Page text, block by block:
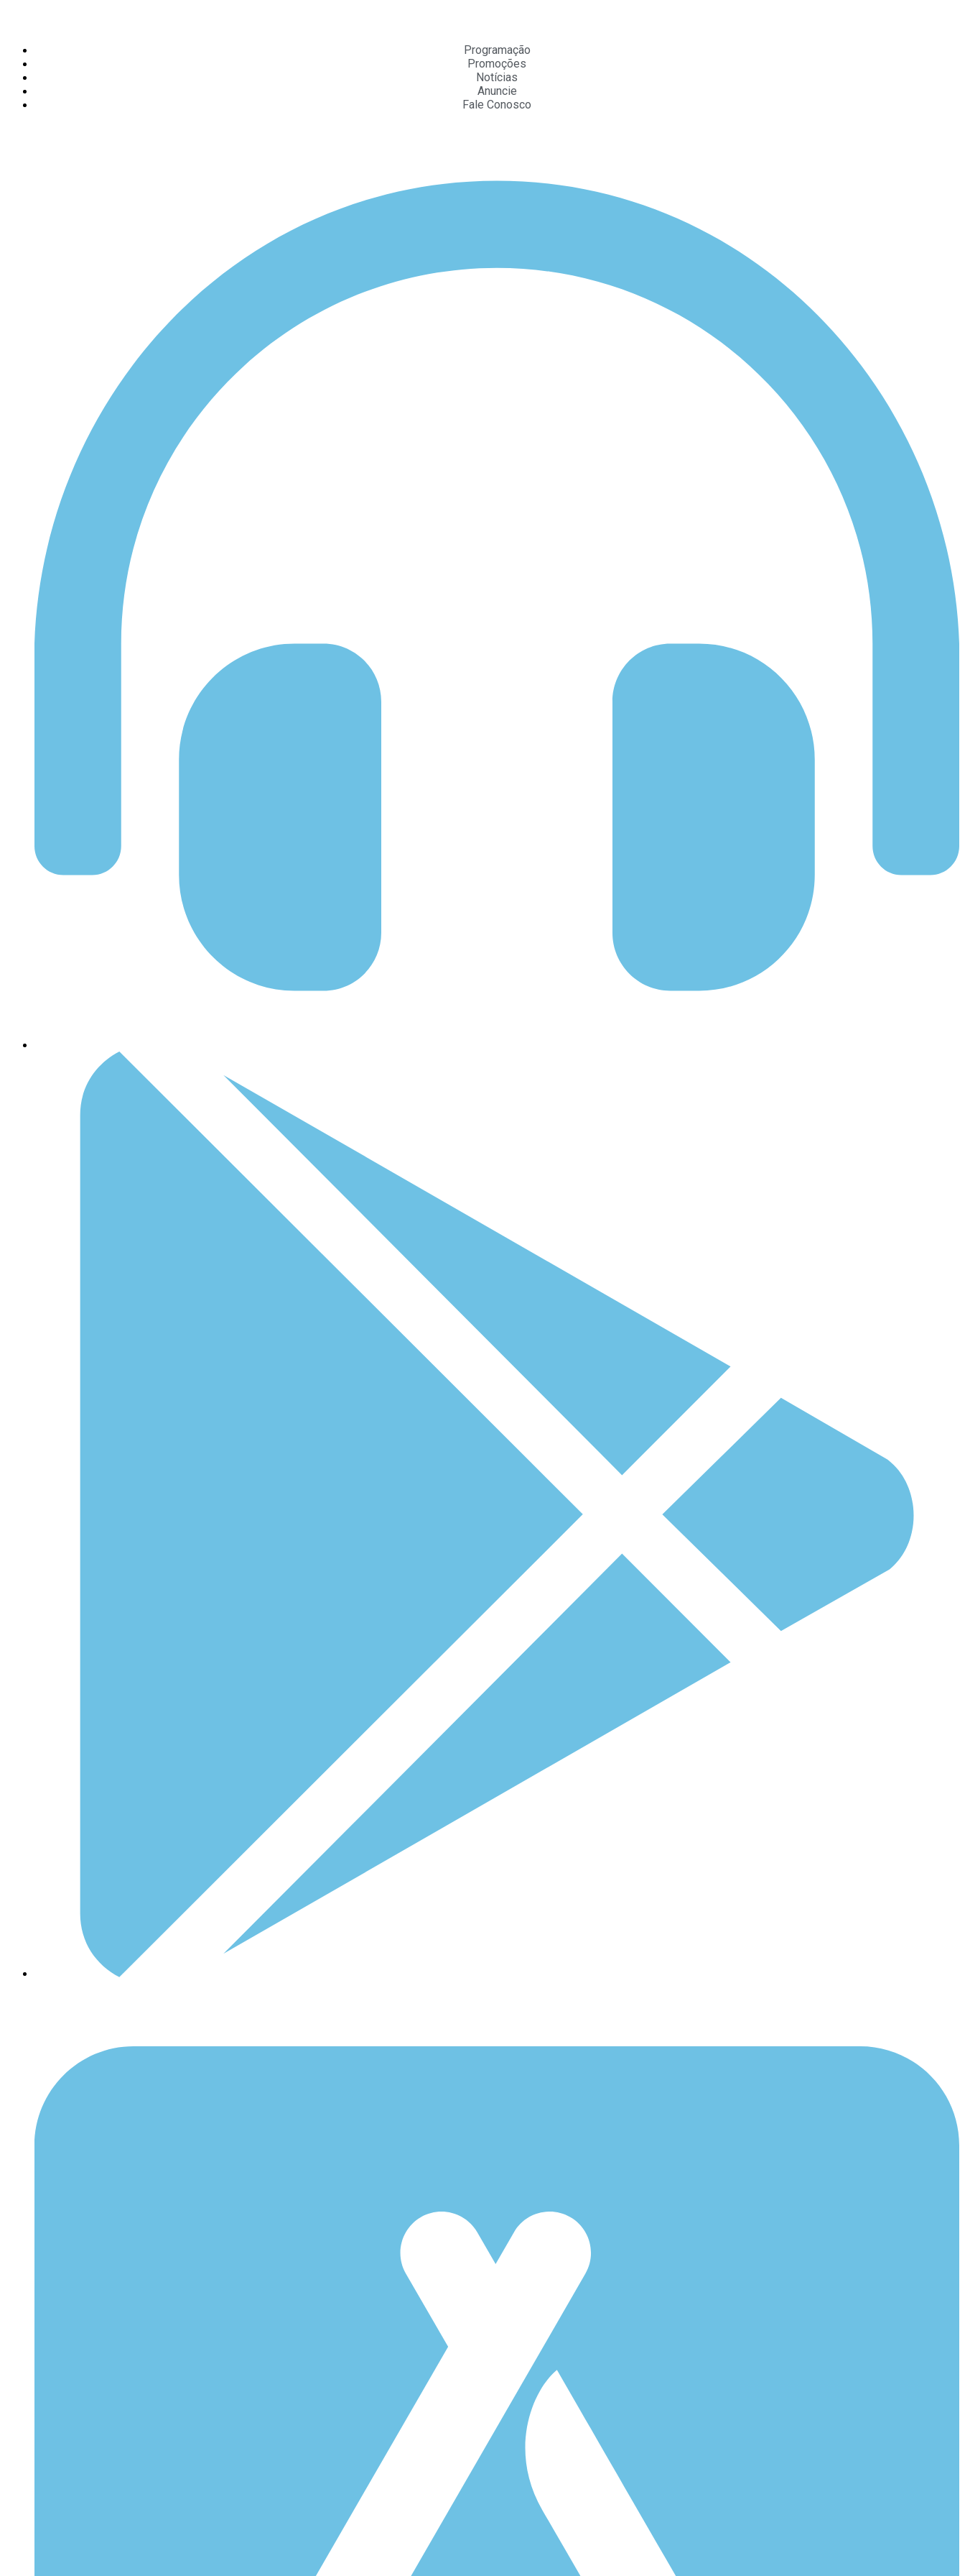
Programação
Promoções
Notícias
Anuncie
Fale Conosco